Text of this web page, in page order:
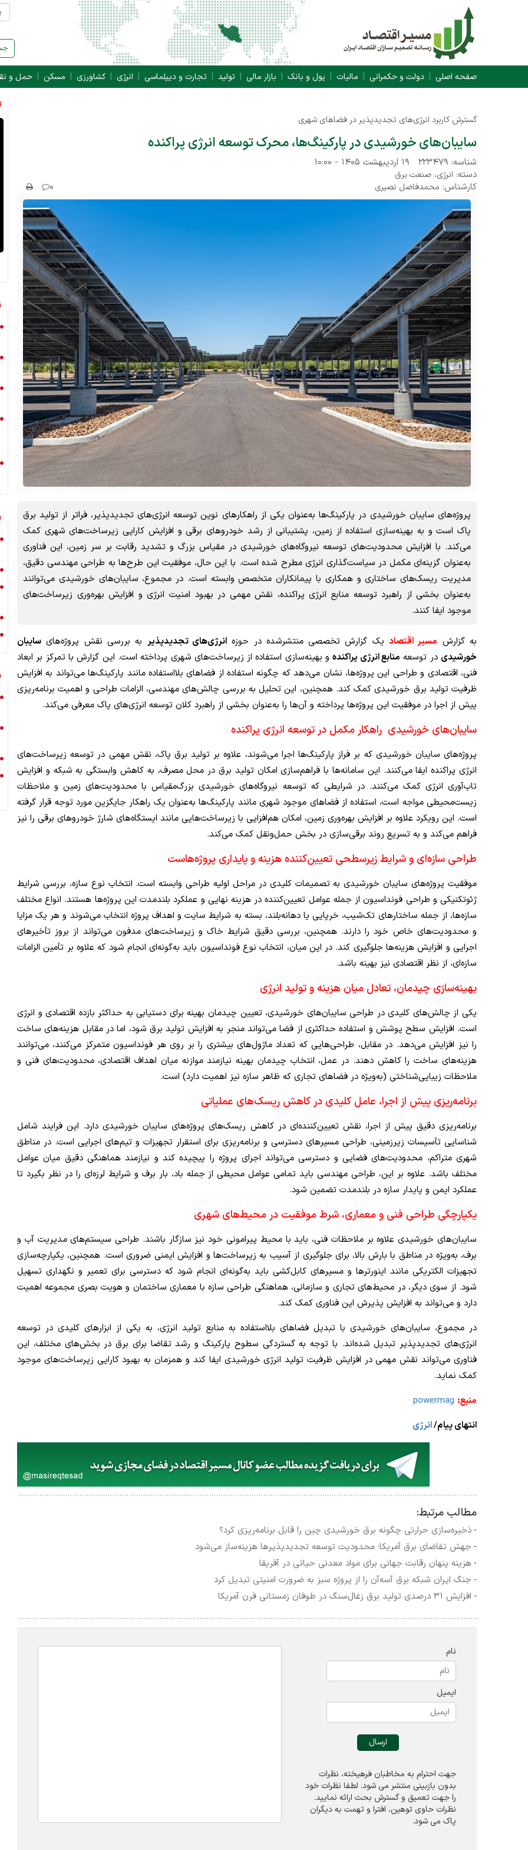
صفحه اصلی دولت و حکمرانی مالیات پول و بانک بازار مالی تولید تجارت و دیپلماسی انرژی کشاورزی مسکن حمل و
گسترش کاربرد انرژی‌های تجدیدپذیر در فضاهای شهری
سایبان‌های خورشیدی در پارکینگ‌ها، محرک توسعه انرژی پراکنده
شناسه: ۲۲۳۴۷۹
۱۹ اردیبهشت ۱۴۰۵ - ۱۰:۰۰
دسته: انرژی، صنعت برق
کارشناس: محمدفاضل نصیری ۰
پروژه‌های سایبان خورشیدی در پارکینگ‌ها به‌عنوان یکی از راهکارهای نوین توسعه انرژی‌های تجدیدپذیر، فراتر از تولید برق
پاک است و به بهینه‌سازی استفاده از زمین، پشتیبانی از رشد خودروهای برقی و افزایش کارایی زیرساخت‌های شهری کمک
می‌کند. با افزایش محدودیت‌های توسعه نیروگاه‌های خورشیدی در مقیاس بزرگ و تشدید رقابت بر سر زمین، این فناوری
به‌عنوان گزینه‌ای مکمل در سیاست‌گذاری انرژی مطرح شده است. با این حال، موفقیت این طرح‌ها به طراحی مهندسی دقیق،
مدیریت ریسک‌های ساختاری و همکاری با پیمانکاران متخصص وابسته است. در مجموع، سایبان‌های خورشیدی می‌توانند
به‌عنوان بخشی از راهبرد توسعه منابع انرژی پراکنده، نقش مهمی در بهبود امنیت انرژی و افزایش بهره‌وری زیرساخت‌های
موجود ایفا کنند.
به گزارش مسیر اقتصادیک گزارش تخصصی منتشرشده در حوزهانرژی‌های تجدیدپذیر به بررسی نقش پروژه‌های سایبان
خورشیدی در توسعه منابع انرژی پراکندهو بهینه‌سازی استفاده از زیرساخت‌های شهری پرداخته است. این گزارش با تمرکز بر ابعاد
فنی، اقتصادی و طراحی این پروژه‌ها، نشان می‌دهد که چگونه استفاده از فضاهای بلااستفاده مانند پارکینگ‌ها می‌تواند به افزایش
ظرفیت تولید برق خورشیدی کمک کند. همچنین، این تحلیل به بررسی چالش‌های مهندسی، الزامات طراحی و اهمیت برنامه‌ریزی
پیش از اجرا در موفقیت این پروژه‌ها پرداخته و آن‌ها را به‌عنوان بخشی از راهبرد کلان توسعه انرژی‌های پاک معرفی می‌کند.
سایبان‌های خورشیدی راهکار مکمل در توسعه انرژی پراکنده
پروژه‌های سایبان خورشیدی که بر فراز پارکینگ‌ها اجرا می‌شوند، علاوه بر تولید برق پاک، نقش مهمی در توسعه زیرساخت‌های
انرژی پراکنده ایفا می‌کنند. این سامانه‌ها با فراهم‌سازی امکان تولید برق در محل مصرف، به کاهش وابستگی به شبکه و افزایش
تاب‌آوری انرژی کمک می‌کنند. در شرایطی که توسعه نیروگاه‌های خورشیدی بزرگ‌مقیاس با محدودیت‌های زمین و ملاحظات
زیست‌محیطی مواجه است، استفاده از فضاهای موجود شهری مانند پارکینگ‌ها به‌عنوان یک راهکار جایگزین مورد توجه قرار گرفته
است. این رویکرد علاوه بر افزایش بهره‌وری زمین، امکان هم‌افزایی با زیرساخت‌هایی مانند ایستگاه‌های شارژ خودروهای برقی را نیز
فراهم می‌کند و به تسریع روند برقی‌سازی در بخش حمل‌ونقل کمک می‌کند.
طراحی سازه‌ای و شرایط زیرسطحی تعیین‌کننده هزینه و پایداری پروژه‌هاست
موفقیت پروژه‌های سایبان خورشیدی به تصمیمات کلیدی در مراحل اولیه طراحی وابسته است. انتخاب نوع سازه، بررسی شرایط
ژئوتکنیکی و طراحی فونداسیون از جمله عوامل تعیین‌کننده در هزینه نهایی و عملکرد بلندمدت این پروژه‌ها هستند. انواع مختلف
سازه‌ها، از جمله ساختارهای تک‌شیب، خرپایی یا دهانه‌بلند، بسته به شرایط سایت و اهداف پروژه انتخاب می‌شوند و هر یک مزایا
و محدودیت‌های خاص خود را دارند. همچنین، بررسی دقیق شرایط خاک و زیرساخت‌های مدفون می‌تواند از بروز تأخیرهای
اجرایی و افزایش هزینه‌ها جلوگیری کند. در این میان، انتخاب نوع فونداسیون باید به‌گونه‌ای انجام شود که علاوه بر تأمین الزامات
سازه‌ای، از نظر اقتصادی نیز بهینه باشد.
بهینه‌سازی چیدمان، تعادل میان هزینه و تولید انرژی
یکی از چالش‌های کلیدی در طراحی سایبان‌های خورشیدی، تعیین چیدمان بهینه برای دستیابی به حداکثر بازده اقتصادی و انرژی
است. افزایش سطح پوشش و استفاده حداکثری از فضا می‌تواند منجر به افزایش تولید برق شود، اما در مقابل هزینه‌های ساخت
را نیز افزایش می‌دهد. در مقابل، طراحی‌هایی که تعداد ماژول‌های بیشتری را بر روی هر فونداسیون متمرکز می‌کنند، می‌توانند
هزینه‌های ساخت را کاهش دهند. در عمل، انتخاب چیدمان بهینه نیازمند موازنه میان اهداف اقتصادی، محدودیت‌های فنی و
ملاحظات زیبایی‌شناختی (به‌ویژه در فضاهای تجاری که ظاهر سازه نیز اهمیت دارد) است.
برنامه‌ریزی پیش از اجرا، عامل کلیدی در کاهش ریسک‌های عملیاتی
برنامه‌ریزی دقیق پیش از اجرا، نقش تعیین‌کننده‌ای در کاهش ریسک‌های پروژه‌های سایبان خورشیدی دارد. این فرایند شامل
شناسایی تأسیسات زیرزمینی، طراحی مسیرهای دسترسی و برنامه‌ریزی برای استقرار تجهیزات و تیم‌های اجرایی است. در مناطق
شهری متراکم، محدودیت‌های فضایی و دسترسی می‌تواند اجرای پروژه را پیچیده کند و نیازمند هماهنگی دقیق میان عوامل
مختلف باشد. علاوه بر این، طراحی مهندسی باید تمامی عوامل محیطی از جمله باد، بار برف و شرایط لرزه‌ای را در نظر بگیرد تا
عملکرد ایمن و پایدار سازه در بلندمدت تضمین شود.
یکپارچگی طراحی فنی و معماری، شرط موفقیت در محیط‌های شهری
سایبان‌های خورشیدی علاوه بر ملاحظات فنی، باید با محیط پیرامونی خود نیز سازگار باشند. طراحی سیستم‌های مدیریت آب و
برف، به‌ویژه در مناطق با بارش بالا، برای جلوگیری از آسیب به زیرساخت‌ها و افزایش ایمنی ضروری است. همچنین، یکپارچه‌سازی
تجهیزات الکتریکی مانند اینورترها و مسیرهای کابل‌کشی باید به‌گونه‌ای انجام شود که دسترسی برای تعمیر و نگهداری تسهیل
شود. از سوی دیگر، در محیط‌های تجاری و سازمانی، هماهنگی طراحی سازه با معماری ساختمان و هویت بصری مجموعه اهمیت
دارد و می‌تواند به افزایش پذیرش این فناوری کمک کند.
در مجموع، سایبان‌های خورشیدی با تبدیل فضاهای بلااستفاده به منابع تولید انرژی، به یکی از ابزارهای کلیدی در توسعه
انرژی‌های تجدیدپذیر تبدیل شده‌اند. با توجه به گستردگی سطوح پارکینگ و رشد تقاضا برای برق در بخش‌های مختلف، این
فناوری می‌تواند نقش مهمی در افزایش ظرفیت تولید انرژی خورشیدی ایفا کند و همزمان به بهبود کارایی زیرساخت‌های موجود
کمک نماید.
منبع: powermag
انتهای پیام/انرژی
مطالب مرتبط:
- ذخیره‌سازی حرارتی چگونه برق خورشیدی چین را قابل برنامه‌ریزی کرد؟
- جهش تقاضای برق آمریکا؛ محدودیت توسعه تجدیدپذیرها هزینه‌ساز می‌شود
- هزینه پنهان رقابت جهانی برای مواد معدنی حیاتی در آفریقا
- جنگ ایران شبکه برق آسه‌آن را از پروژه سبز به ضرورت امنیتی تبدیل کرد
- افزایش ۳۱ درصدی تولید برق زغال‌سنگ در طوفان زمستانی فرن آمریکا
نام
ایمیل
جهت احترام به مخاطبان فرهیخته، نظرات
بدون بازبینی منتشر می شود. لطفا نظرات خود
را جهت تعميق و گسترش بحث ارائه نمایید.
نظرات حاوی توهين، افترا و تهمت به ديگران
پاک می شود.